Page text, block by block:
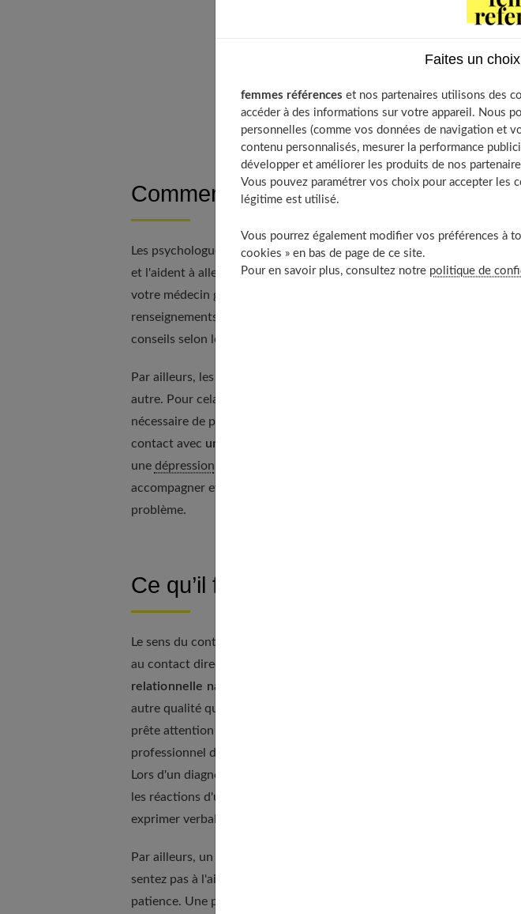
Ce qu’il faut rechercher chez un psychologue
À découvrir aussi
Comment trouver le psychologue qui
Les psychologues sont des professionnels qui accompagnent une
et l'aident à aller de l'avant dans la vie. Pourtrouver un
votre médecin généraliste de vous recommander des collègues. Vous
renseignements à vos proches qui ont déjà consulté un psychologue.
conseils selon leurs appréciations et leurs expériences avec ces
Par ailleurs, les situations pouvant nécessiter l'aide d'un
autre. Pour cela, si vous avez
nécessaire de prendre un premier rendez-vous. Vous pouvez consulter
contact avec un psychothérapeute ou un psychologue clinicien à
une dépression
accompagner efficacement. Il s'appuie sur vos forces pour vous
problème.
Ce qu’il faut rechercher chez un
Le sens du contact fait partie des premières qualités qu'un thérapeute
au contact direct des personnes, c'est pour cela que ce professionnel
relationnelle naturelle
autre qualité que vous devez rechercher chez un psychologue. Une
prête attention à ce qu'il exprime se confie plus facilement. Une
professionnel de déceler quelques détails importants. Un thérapeute
Lors d'un diagnostic, il est important pour ce professionnel d'observer
les réactions d'un patient. Cela lui permet de comprendre certains
exprimer verbalement.
Par ailleurs, un psychologue doit avoir
sentez pas à l'aise, il vous sera difficile d'échanger avec lui. Le
patience. Une personne qui est atteinte moralement peut être difficile
Faites un
femmes références et nos partenaires utilisons des
accéder à des informations sur votre appareil. Nous
personnelles (comme vos données de navigation et
contenu personnalisés, mesurer la performance
développer et améliorer les produits de nos
Vous pouvez paramétrer vos choix pour accepter les
légitime est utilisé.
Vous pourrez également modifier vos préférences à
cookies » en bas de page de ce site.
Pour en savoir plus, consultez notre politique de